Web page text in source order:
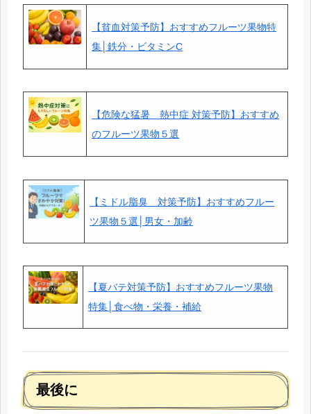
【貧血対策予防】おすすめフルーツ果物特
集│鉄分・ビタミンC
【危険な猛暑＿熱中症 対策予防】おすすめ
のフルーツ果物５選
【ミドル脂臭＿対策予防】おすすめフルー
ツ果物５選│男女・加齢
【夏バテ対策予防】おすすめフルーツ果物
特集│食べ物・栄養・補給
最後に